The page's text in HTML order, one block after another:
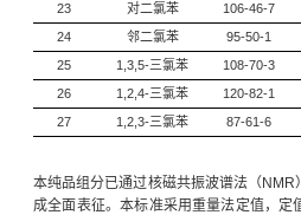
23
对二氯苯 106-46-7
24
邻二氯苯 95-50-1
25
1,3,5-三氯苯 108-70-3
26
1,2,4-三氯苯 120-82-1
27
1,2,3-三氯苯 87-61-6
本纯品组分已通过核磁共振波谱法（NMR
成全面表征。本标准采用重量法定值，定